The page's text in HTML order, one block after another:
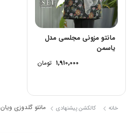
مانتو مزونی مجلسی مدل
یاسمن
۱,۹۱۰,۰۰۰ تومان
خانه کالکشن پیشنهادی مانتو گلدوزی ویان